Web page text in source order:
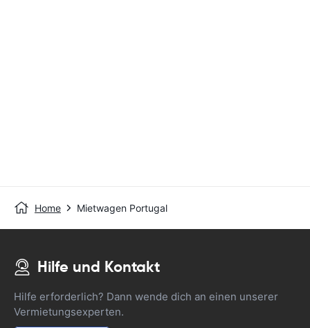
Home Mietwagen Portugal
Hilfe und Kontakt
Hilfe erforderlich? Dann wende dich an einen unserer
Vermietungsexperten.